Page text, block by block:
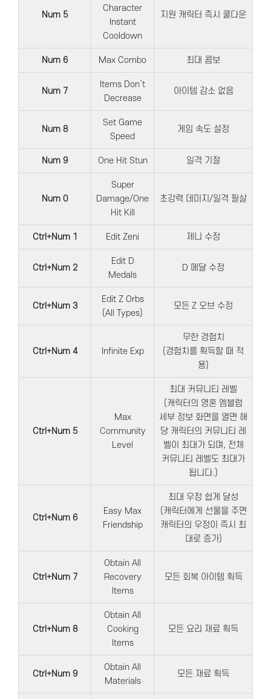
Num 5
Character
Instant
Cooldown
지원 캐릭터 즉시 쿨다운
Num 6 Max Combo 최대 콤보
Num 7
Items Don’t
Decrease
아이템 감소 없음
Num 8
Set Game
Speed
게임 속도 설정
Num 9 One Hit Stun 일격 기절
Num 0
Super
Damage/One
Hit Kill
초강력 데미지/일격 필살
Ctrl+Num 1 Edit Zeni 제니 수정
Ctrl+Num 2
Edit D
Medals
D 메달 수정
Ctrl+Num 3
Edit Z Orbs
(All Types)
모든 Z 오브 수정
Ctrl+Num 4 Infinite Exp
무한 경험치
(경험치를 획득할 때 적
용)
Ctrl+Num 5
Max
Community
Level
최대 커뮤니티 레벨
(캐릭터의 영혼 엠블럼
세부 정보 화면을 열면 해
당 캐릭터의 커뮤니티 레
벨이 최대가 되며, 전체
커뮤니티 레벨도 최대가
됩니다.)
Ctrl+Num 6
Easy Max
Friendship
최대 우정 쉽게 달성
(캐릭터에게 선물을 주면
캐릭터의 우정이 즉시 최
대로 증가)
Ctrl+Num 7
Obtain All
Recovery
Items
모든 회복 아이템 획득
Ctrl+Num 8
Obtain All
Cooking
Items
모든 요리 재료 획득
Ctrl+Num 9
Obtain All
Materials
모든 재료 획득